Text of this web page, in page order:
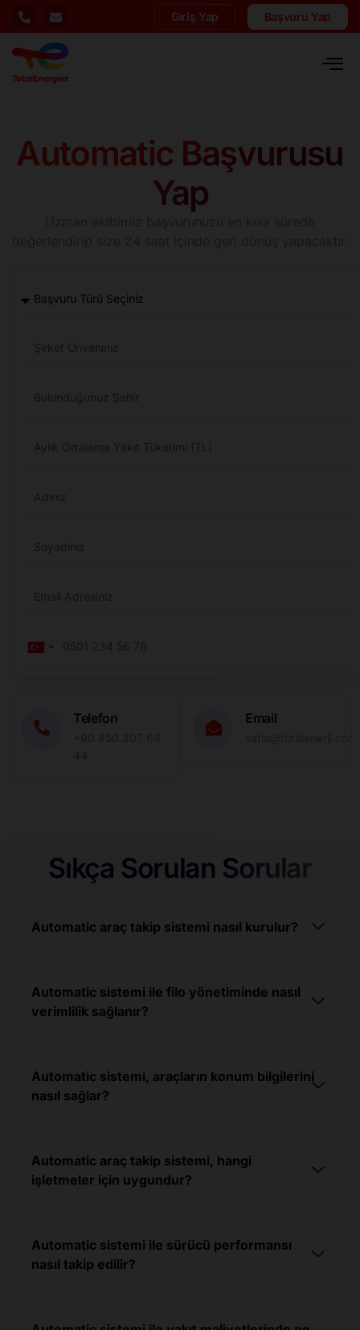
Giriş Yap Başvuru Yap
Automatic Başvurusu
Yap
Turkey
Telefon Email
Sıkça Sorulan Sorular
Automatic araç takip sistemi nasıl kurulur?
Automatic sistemi ile filo yönetiminde nasıl
verimlilik sağlanır?
Automatic sistemi, araçların konum bilgilerini
nasıl sağlar?
Automatic araç takip sistemi, hangi
işletmeler için uygundur?
Automatic sistemi ile sürücü performansı
nasıl takip edilir?